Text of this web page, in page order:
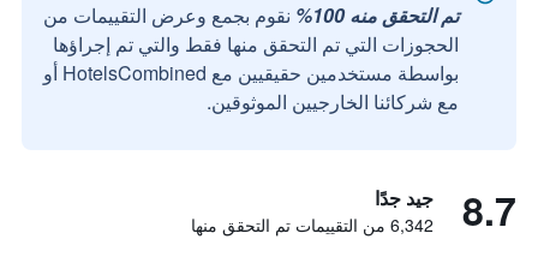
تم التحقق منه 100%
نقوم بجمع وعرض التقييمات من
الحجوزات التي تم التحقق منها فقط والتي تم إجراؤها
بواسطة مستخدمين حقيقيين مع HotelsCombined أو
مع شركائنا الخارجيين الموثوقين.
8.7 جيد جدًا
6,342 من التقييمات تم التحقق منها